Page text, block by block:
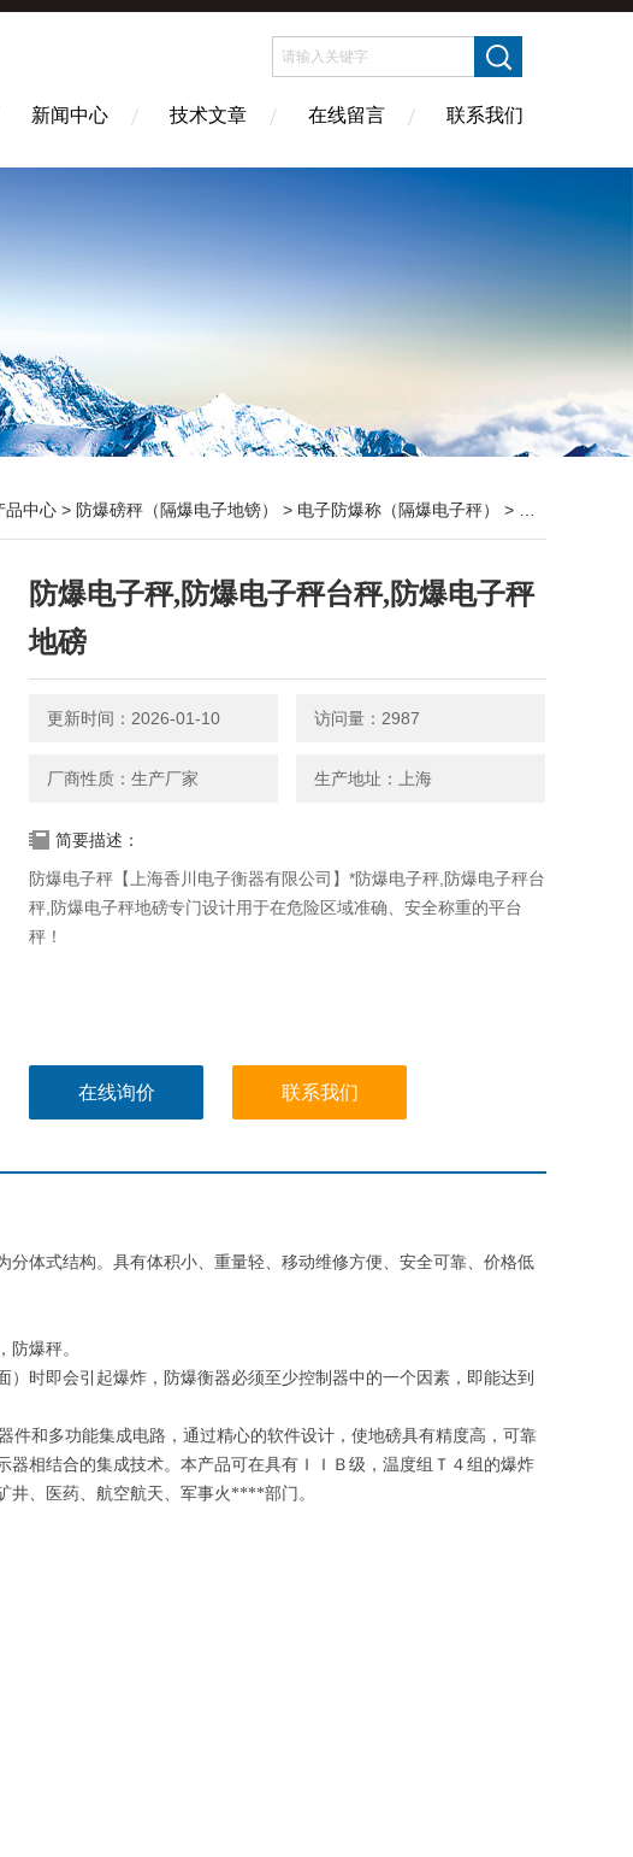
新闻中心 技术文章 在线留言 联系我们
品中心 > 防爆磅秤（隔爆电子地镑） > 电子防爆称（隔爆电子秤） > 防爆电子秤,防爆电子秤台秤,防爆电子秤地磅
防爆电子秤,防爆电子秤台秤,防爆电子秤
地磅
更新时间：2026-01-10 访问量：2987
厂商性质：生产厂家 生产地址：上海
简要描述：
防爆电子秤【上海香川电子衡器有限公司】*防爆电子秤,防爆电子秤台
秤,防爆电子秤地磅专门设计用于在危险区域准确、安全称重的平台
秤！
在线询价 联系我们
体式结构。具有体积小、重量轻、移动维修方便、安全可靠、价格低
防爆秤。
时即会引起爆炸，防爆衡器必须至少控制器中的一个因素，即能达到
和多功能集成电路，通过精心的软件设计，使地磅具有精度高，可靠
相结合的集成技术。本产品可在具有ＩＩＢ级，温度组Ｔ４组的爆炸
井、医药、航空航天、军事火****部门。